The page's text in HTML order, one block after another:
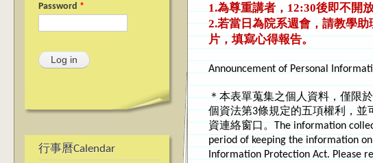
Password *
行事曆Calendar
1.為尊重講者，12:30後即不開
2.若當日為院系週會，請教學
片，填寫心得報告。
Announcement of Personal
＊本表單蒐集之個人資料，僅限
個資法第3條規定的五項權利，
資連絡窗口。The information
period of keeping the information
Information Protection Act. Please